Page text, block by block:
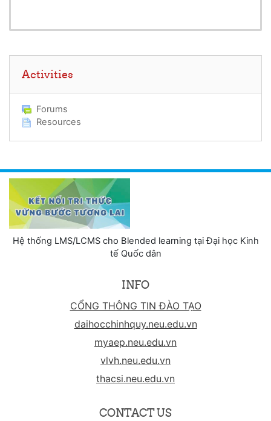
Activities
Forums
Resources
Hệ thống LMS/LCMS cho Blended learning tại Đại học Kinh
tế Quốc dân
INFO
CỔNG THÔNG TIN ĐÀO TẠO
daihocchinhquy.neu.edu.vn
myaep.neu.edu.vn
vlvh.neu.edu.vn
thacsi.neu.edu.vn
CONTACT US